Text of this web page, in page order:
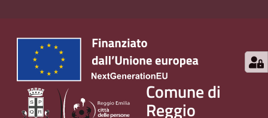
Comune di
Reggio